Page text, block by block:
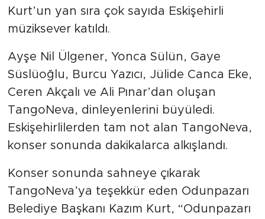
Kurt’un yan sıra çok sayıda Eskişehirli
müziksever katıldı.
Ayşe Nil Ülgener, Yonca Sülün, Gaye
Süslüoğlu, Burcu Yazıcı, Jülide Canca Eke,
Ceren Akçalı ve Ali Pınar’dan oluşan
TangoNeva, dinleyenlerini büyüledi.
Eskişehirlilerden tam not alan TangoNeva,
konser sonunda dakikalarca alkışlandı.
Konser sonunda sahneye çıkarak
TangoNeva’ya teşekkür eden Odunpazarı
Belediye Başkanı Kazım Kurt, “Odunpazarı